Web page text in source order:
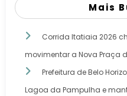
Mais
Corrida Itatiaia 2026
movimentar a Nova Praça
Prefeitura de Belo
Lagoa da Pampulha e